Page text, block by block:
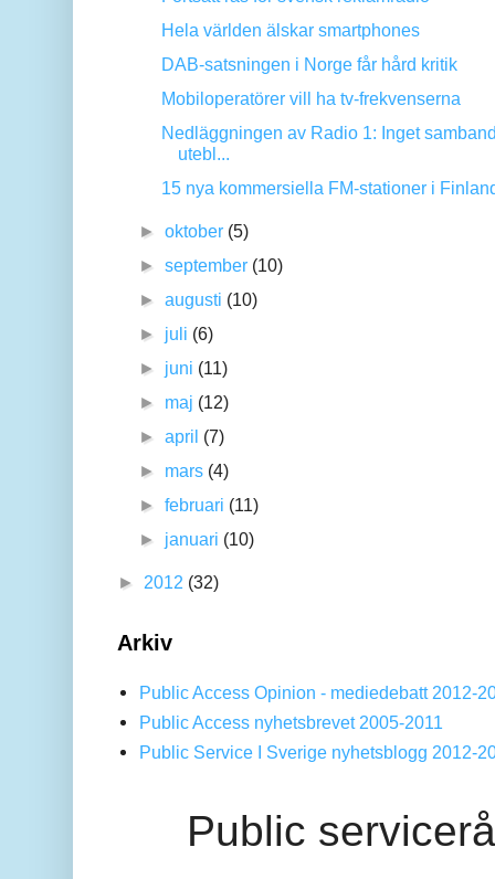
Hela världen älskar smartphones
DAB-satsningen i Norge får hård kritik
Mobiloperatörer vill ha tv-frekvenserna
Nedläggningen av Radio 1: Inget
utebl...
15 nya kommersiella FM-stationer i
►oktober (5)
►september (10)
►augusti (10)
► juli (6)
► juni (11)
► maj (12)
►april (7)
► mars (4)
►februari (11)
► januari (10)
► 2012 (32)
Arkiv
Public Access Opinion - mediedebatt 2012-
Public Access nyhetsbrevet 2005-2011
Public Service I Sverige nyhetsblogg 2012-
Public